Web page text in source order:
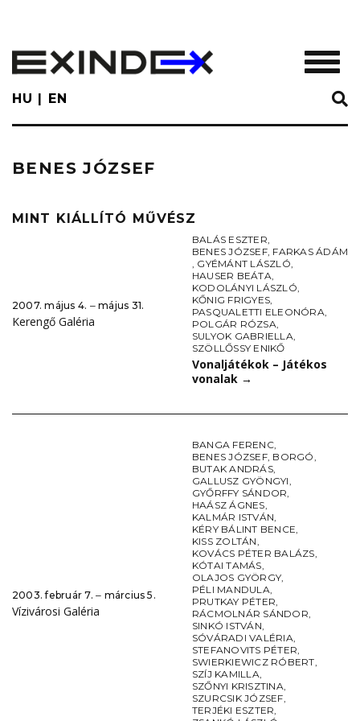
main
content
HU EN
BENES JÓZSEF
MINT KIÁLLÍTÓ MŰVÉSZ
2007. május 4. ‒ május 31.
Kerengő Galéria
BALÁS ESZTER,
BENES JÓZSEF, FARKAS ÁDÁM
, GYÉMÁNT LÁSZLÓ,
HAUSER BEÁTA,
KODOLÁNYI LÁSZLÓ,
KŐNIG FRIGYES,
PASQUALETTI ELEONÓRA,
POLGÁR RÓZSA,
SULYOK GABRIELLA,
SZÖLLŐSSY ENIKŐ
Vonaljátékok – Játékos
vonalak →
2003. február 7. ‒ március 5.
Vízivárosi Galéria
BANGA FERENC,
BENES JÓZSEF, BORGÓ,
BUTAK ANDRÁS,
GALLUSZ GYÖNGYI,
GYŐRFFY SÁNDOR,
HAÁSZ ÁGNES,
KALMÁR ISTVÁN,
KÉRY BÁLINT BENCE,
KISS ZOLTÁN,
KOVÁCS PÉTER BALÁZS,
KÓTAI TAMÁS,
OLAJOS GYÖRGY,
PÉLI MANDULA,
PRUTKAY PÉTER,
RÁCMOLNÁR SÁNDOR,
SINKÓ ISTVÁN,
SÓVÁRADI VALÉRIA,
STEFANOVITS PÉTER,
SWIERKIEWICZ RÓBERT,
SZÍJ KAMILLA,
SZŐNYI KRISZTINA,
SZURCSIK JÓZSEF,
TERJÉKI ESZTER,